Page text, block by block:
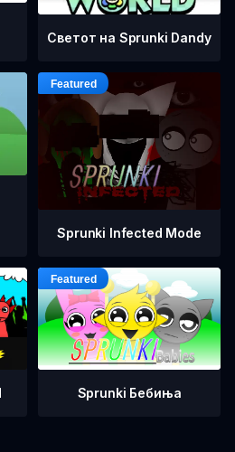
Светот на Sprunki Dandy
Sprunki Infected Mode
Sprunki Бебиња